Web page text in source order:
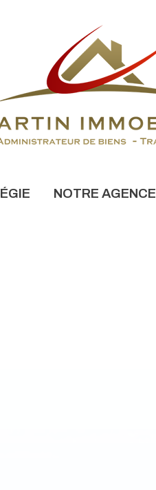
RÉGIE NOTRE AGENCE